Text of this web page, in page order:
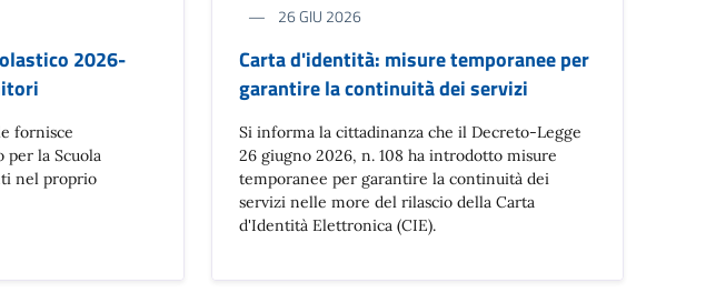
2026-
fornisce
la Scuola
nel proprio
26 GIU 2026
Carta d'identità: misure temporanee per
garantire la continuità dei servizi
Si informa la cittadinanza che il Decreto-Legge
26 giugno 2026, n. 108 ha introdotto misure
temporanee per garantire la continuità dei
servizi nelle more del rilascio della Carta
d'Identità Elettronica (CIE).